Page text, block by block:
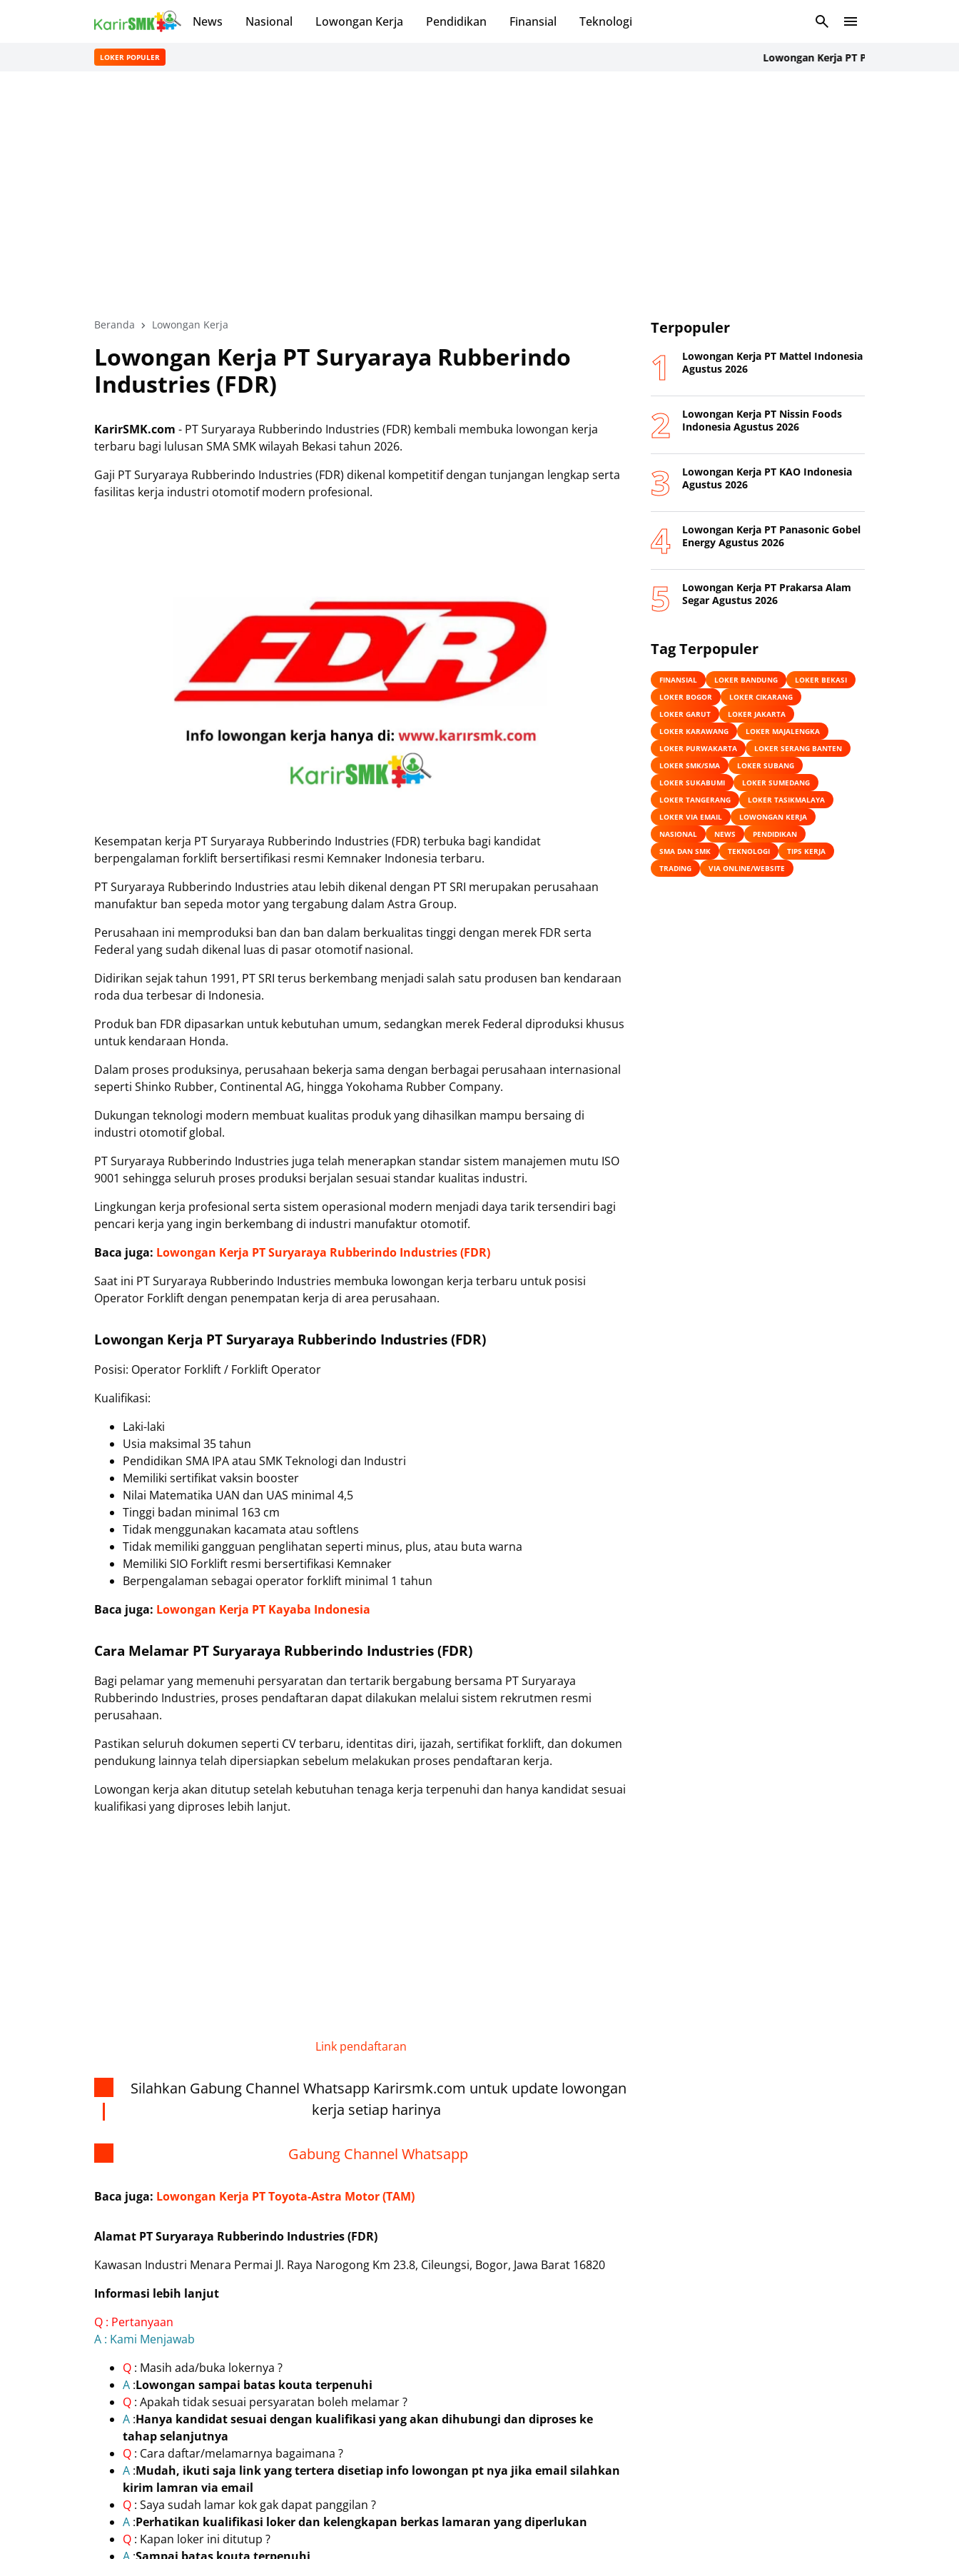
News Nasional Lowongan Kerja Pendidikan Finansial Teknologi
LOKER POPULER Lowongan Kerja PT Panasonic Gobel Energy
Beranda Lowongan Kerja
Lowongan Kerja PT Suryaraya Rubberindo
Industries (FDR)
KarirSMK.com - PT Suryaraya Rubberindo Industries (FDR) kembali membuka lowongan kerja
terbaru bagi lulusan SMA SMK wilayah Bekasi tahun 2026.
Gaji PT Suryaraya Rubberindo Industries (FDR) dikenal kompetitif dengan tunjangan lengkap serta
fasilitas kerja industri otomotif modern profesional.
Kesempatan kerja PT Suryaraya Rubberindo Industries (FDR) terbuka bagi kandidat
berpengalaman forklift bersertifikasi resmi Kemnaker Indonesia terbaru.
PT Suryaraya Rubberindo Industries atau lebih dikenal dengan PT SRI merupakan perusahaan
manufaktur ban sepeda motor yang tergabung dalam Astra Group.
Perusahaan ini memproduksi ban dan ban dalam berkualitas tinggi dengan merek FDR serta
Federal yang sudah dikenal luas di pasar otomotif nasional.
Didirikan sejak tahun 1991, PT SRI terus berkembang menjadi salah satu produsen ban kendaraan
roda dua terbesar di Indonesia.
Produk ban FDR dipasarkan untuk kebutuhan umum, sedangkan merek Federal diproduksi khusus
untuk kendaraan Honda.
Dalam proses produksinya, perusahaan bekerja sama dengan berbagai perusahaan internasional
seperti Shinko Rubber, Continental AG, hingga Yokohama Rubber Company.
Dukungan teknologi modern membuat kualitas produk yang dihasilkan mampu bersaing di
industri otomotif global.
PT Suryaraya Rubberindo Industries juga telah menerapkan standar sistem manajemen mutu ISO
9001 sehingga seluruh proses produksi berjalan sesuai standar kualitas industri.
Lingkungan kerja profesional serta sistem operasional modern menjadi daya tarik tersendiri bagi
pencari kerja yang ingin berkembang di industri manufaktur otomotif.
Baca juga: Lowongan Kerja PT Suryaraya Rubberindo Industries (FDR)
Saat ini PT Suryaraya Rubberindo Industries membuka lowongan kerja terbaru untuk posisi
Operator Forklift dengan penempatan kerja di area perusahaan.
Lowongan Kerja PT Suryaraya Rubberindo Industries (FDR)
Posisi: Operator Forklift / Forklift Operator
Kualifikasi:
Laki-laki
Usia maksimal 35 tahun
Pendidikan SMA IPA atau SMK Teknologi dan Industri
Memiliki sertifikat vaksin booster
Nilai Matematika UAN dan UAS minimal 4,5
Tinggi badan minimal 163 cm
Tidak menggunakan kacamata atau softlens
Tidak memiliki gangguan penglihatan seperti minus, plus, atau buta warna
Memiliki SIO Forklift resmi bersertifikasi Kemnaker
Berpengalaman sebagai operator forklift minimal 1 tahun
Baca juga: Lowongan Kerja PT Kayaba Indonesia
Cara Melamar PT Suryaraya Rubberindo Industries (FDR)
Bagi pelamar yang memenuhi persyaratan dan tertarik bergabung bersama PT Suryaraya
Rubberindo Industries, proses pendaftaran dapat dilakukan melalui sistem rekrutmen resmi
perusahaan.
Pastikan seluruh dokumen seperti CV terbaru, identitas diri, ijazah, sertifikat forklift, dan dokumen
pendukung lainnya telah dipersiapkan sebelum melakukan proses pendaftaran kerja.
Lowongan kerja akan ditutup setelah kebutuhan tenaga kerja terpenuhi dan hanya kandidat sesuai
kualifikasi yang diproses lebih lanjut.
Link pendaftaran
Silahkan Gabung Channel Whatsapp Karirsmk.com untuk update lowongan
kerja setiap harinya
Gabung Channel Whatsapp
Baca juga: Lowongan Kerja PT Toyota-Astra Motor (TAM)
Alamat PT Suryaraya Rubberindo Industries (FDR)
Kawasan Industri Menara Permai Jl. Raya Narogong Km 23.8, Cileungsi, Bogor, Jawa Barat 16820
Informasi lebih lanjut
Q : Pertanyaan
A : Kami Menjawab
Q : Masih ada/buka lokernya ?
A :Lowongan sampai batas kouta terpenuhi
Q : Apakah tidak sesuai persyaratan boleh melamar ?
A :Hanya kandidat sesuai dengan kualifikasi yang akan dihubungi dan diproses ke
tahap selanjutnya
Q : Cara daftar/melamarnya bagaimana ?
A :Mudah, ikuti saja link yang tertera disetiap info lowongan pt nya jika email silahkan
kirim lamran via email
Q : Saya sudah lamar kok gak dapat panggilan ?
A :Perhatikan kualifikasi loker dan kelengkapan berkas lamaran yang diperlukan
Q : Kapan loker ini ditutup ?
Terpopuler
Lowongan Kerja PT Mattel Indonesia
Agustus 2026
Lowongan Kerja PT Nissin Foods
Indonesia Agustus 2026
Lowongan Kerja PT KAO Indonesia
Agustus 2026
Lowongan Kerja PT Panasonic Gobel
Energy Agustus 2026
Lowongan Kerja PT Prakarsa Alam
Segar Agustus 2026
Tag Terpopuler
FINANSIAL LOKER BANDUNG
LOKER BEKASI
LOKER BOGOR
LOKER CIKARANG
LOKER GARUT
LOKER JAKARTA
LOKER KARAWANG
LOKER MAJALENGKA
LOKER PURWAKARTA
LOKER SERANG BANTEN
LOKER SMK/SMA
LOKER SUBANG
LOKER SUKABUMI
LOKER SUMEDANG
LOKER TANGERANG
LOKER TASIKMALAYA
LOKER VIA EMAIL
LOWONGAN KERJA
NASIONAL
NEWS
PENDIDIKAN
SMA DAN SMK
TEKNOLOGI
TIPS KERJA
TRADING
VIA ONLINE/WEBSITE